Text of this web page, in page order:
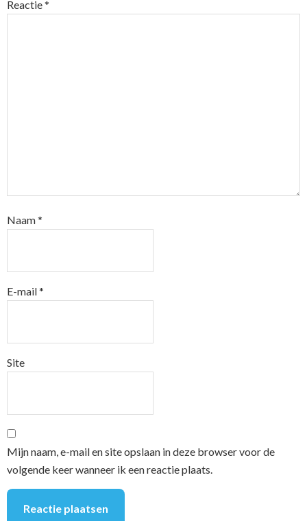
Reactie*
Naam*
E-mail*
Site
Mijn naam, e-mail en site opslaan in deze browser voor de
volgende keer wanneer ik een reactie plaats.